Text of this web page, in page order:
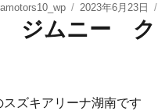
2023年6月23日
ジムニー ク
スズキアリーナ湖南です